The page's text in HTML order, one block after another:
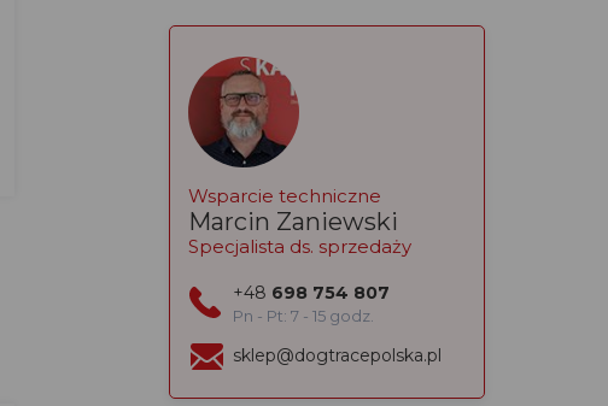
Wsparcie techniczne
Marcin Zaniewski
Specjalista ds. sprzedaży
+48 698 754 807
Pn - Pt: 7 - 15 godz.
sklep@dogtracepolska.pl